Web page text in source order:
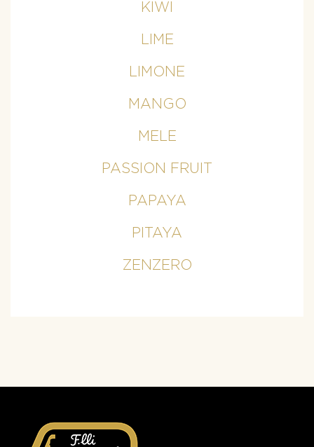
KIWI
LIME
LIMONE
MANGO
MELE
PASSION FRUIT
PAPAYA
PITAYA
ZENZERO